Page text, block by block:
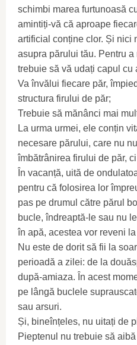
schimbi marea furtunoasă
amintiți-vă că aproape
artificial conține clor. Și nici
asupra părului tău. Pentru
trebuie să vă udați capul cu
Va învălui fiecare păr,
structura firului de păr;
Trebuie să mănânci mai
La urma urmei, ele conțin
necesare părului, care nu
îmbătrânirea firului de păr,
În vacanță, uită de
pentru că folosirea lor
pas pe drumul către părul
bucle, îndreaptă-le sau nu
în apă, acestea vor reveni
Nu este de dorit să fii la
perioadă a zilei: de la
după-amiaza. În acest
pe lângă buclele
sau arsuri.
Și, bineînțeles, nu uitați de
Pieptenul nu trebuie să